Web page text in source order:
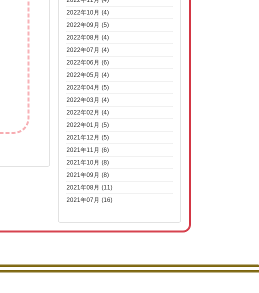
2022年10月 (4)
2022年09月 (5)
2022年08月 (4)
2022年07月 (4)
2022年06月 (6)
2022年05月 (4)
2022年04月 (5)
2022年03月 (4)
2022年02月 (4)
2022年01月 (5)
2021年12月 (5)
2021年11月 (6)
2021年10月 (8)
2021年09月 (8)
2021年08月 (11)
2021年07月 (16)